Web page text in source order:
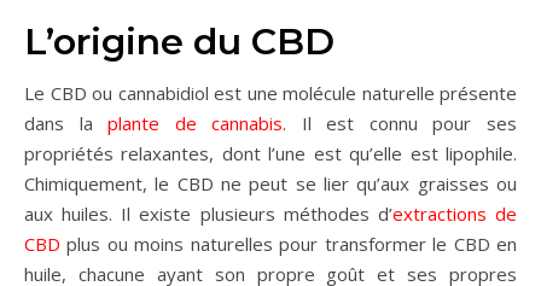
L’origine du CBD
Le CBD ou cannabidiol est une molécule naturelle présente
dans laplante de cannabis. Il est connu pour ses
propriétés relaxantes, dont l’une est qu’elle est lipophile.
Chimiquement, le CBD ne peut se lier qu’aux graisses ou
aux huiles. Il existe plusieurs méthodes d’extractions de
CBD plus ou moins naturelles pour transformer le CBD en
huile, chacune ayant son propre goût et ses propres